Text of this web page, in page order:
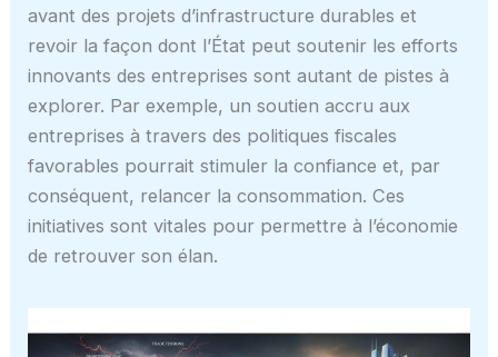
avant des projets d’infrastructure durables et
revoir la façon dont l’État peut soutenir les efforts
innovants des entreprises sont autant de pistes à
explorer. Par exemple, un soutien accru aux
entreprises à travers des politiques fiscales
favorables pourrait stimuler la confiance et, par
conséquent, relancer la consommation. Ces
initiatives sont vitales pour permettre à l’économie
de retrouver son élan.